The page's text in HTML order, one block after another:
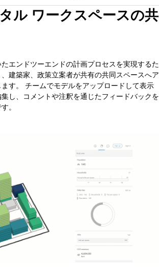
ル ワークスペースの共
エンドツーエンドの計画プロセスを実現するた
建築家、政策立案者が共有の共同スペースへア
す。 チームでモデルをアップロードして表示
し、コメントや注釈を通じたフィードバックを
。